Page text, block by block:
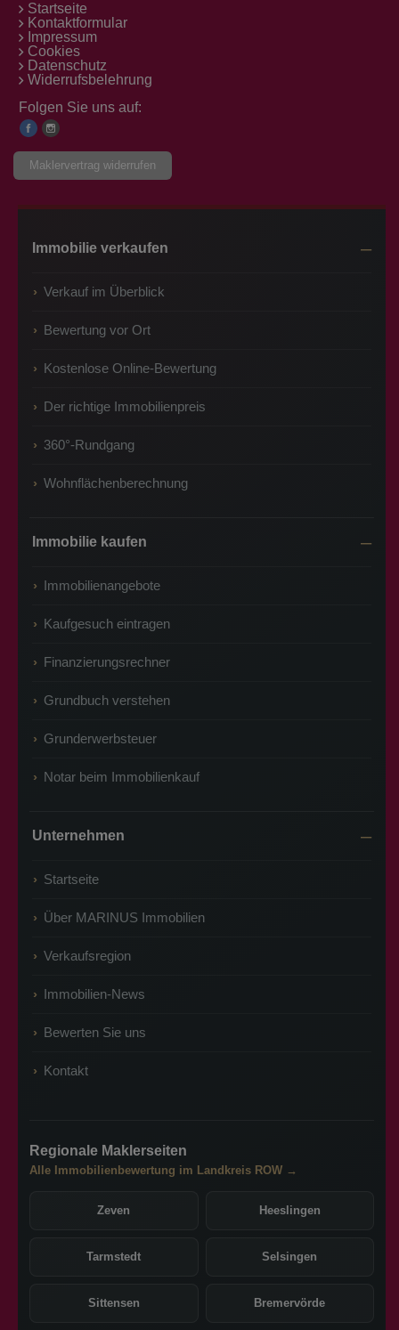
Startseite
Kontaktformular
Impressum
Cookies
Datenschutz
Widerrufsbelehrung
Folgen Sie uns auf:
Maklervertrag widerrufen
Immobilie verkaufen
Verkauf im Überblick
Bewertung vor Ort
Kostenlose Online-Bewertung
Der richtige Immobilienpreis
360°-Rundgang
Wohnflächenberechnung
Immobilie kaufen
Immobilienangebote
Kaufgesuch eintragen
Finanzierungsrechner
Grundbuch verstehen
Grunderwerbsteuer
Notar beim Immobilienkauf
Unternehmen
Startseite
Über MARINUS Immobilien
Verkaufsregion
Immobilien-News
Bewerten Sie uns
Kontakt
Regionale Maklerseiten
Alle Immobilienbewertung im Landkreis ROW →
Zeven Heeslingen
Tarmstedt Selsingen
Sittensen Bremervörde